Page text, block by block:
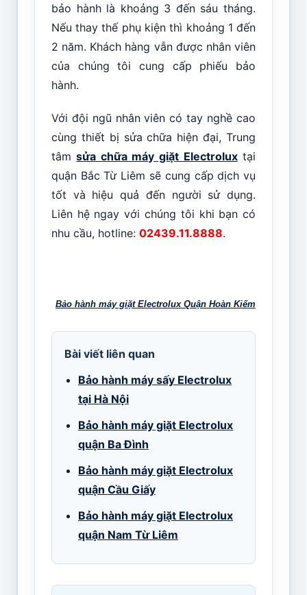
bảo hành là khoảng 3 đến sáu tháng.
Nếu thay thế phụ kiện thì khoảng 1 đến
2 năm. Khách hàng vẫn được nhân viên
của chúng tôi cung cấp phiếu bảo
hành.
Với đội ngũ nhân viên có tay nghề cao
cùng thiết bị sửa chữa hiện đại, Trung
tâmsửa chữa máy giặt Electroluxtại
quận Bắc Từ Liêm sẽ cung cấp dịch vụ
tốt và hiệu quả đến người sử dụng.
Liên hệ ngay với chúng tôi khi bạn có
nhu cầu, hotline: 02439.11.8888.
Bảo hành máy giặt Electrolux Quận Hoàn Kiếm
Bài viết liên quan
Bảo hành máy sấy Electrolux
tại Hà Nội
Bảo hành máy giặt Electrolux
quận Ba Đình
Bảo hành máy giặt Electrolux
quận Cầu Giấy
Bảo hành máy giặt Electrolux
quận Nam Từ Liêm